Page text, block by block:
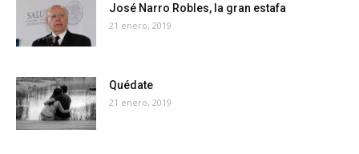
José Narro Robles, la gran estafa
21 enero, 2019
Quédate
21 enero, 2019